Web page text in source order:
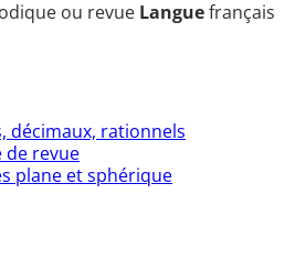
ou revue Languefrançais
décimaux, rationnels
de revue
plane et sphérique